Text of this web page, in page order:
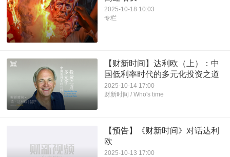
2025-10-18 10:03
专栏
【财新时间】达利欧（上）：中
国低利率时代的多元化投资之道
2025-10-14 17:00
财新时间 / Who's time
【预告】《财新时间》对话达利
欧
2025-10-13 17:00